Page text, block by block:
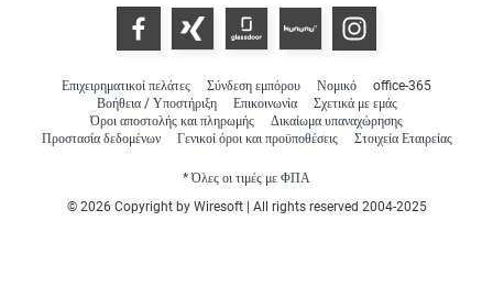
Επιχειρηματικοί πελάτες Σύνδεση εμπόρου Νομικό
office-365
Βοήθεια / Υποστήριξη
Επικοινωνία
Σχετικά με εμάς
Όροι αποστολής και πληρωμής
Δικαίωμα υπαναχώρησης
Προστασία δεδομένων
Γενικοί όροι και προϋποθέσεις Στοιχεία Εταιρείας
* Όλες οι τιμές με ΦΠΑ
© 2026 Copyright by Wiresoft | All rights reserved 2004-2025